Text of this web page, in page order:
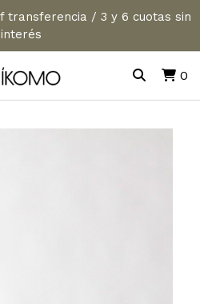
transferencia / 3 y 6 cuotas sin
interés
0